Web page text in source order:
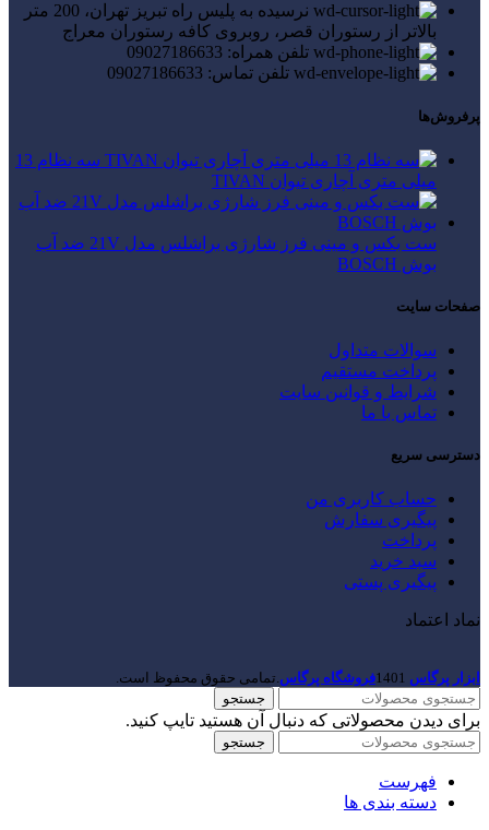
نرسیده به پلیس راه تبریز تهران، 200 متر
بالاتر از رستوران قصر، روبروی کافه رستوران معراج
تلفن همراه: 09027186633
تلفن تماس: 09027186633
پرفروش‌ها
سه نظام 13
میلی متری آچاری تیوان TIVAN
ست بکس و مینی فرز شارژی براشلس مدل 21V ضد آب
بوش BOSCH
صفحات سایت
سوالات متداول
پرداخت مستقیم
شرایط و قوانین سایت
تماس با ما
دسترسی سریع
حساب کاربری من
پیگیری سفارش
پرداخت
سبد خرید
پیگیری پستی
نماد اعتماد
ابزار پرگاس 1401فروشگاه پرگاس.تمامی حقوق محفوظ است.
جستجو
برای دیدن محصولاتی که دنبال آن هستید تایپ کنید.
جستجو
فهرست
دسته بندی ها